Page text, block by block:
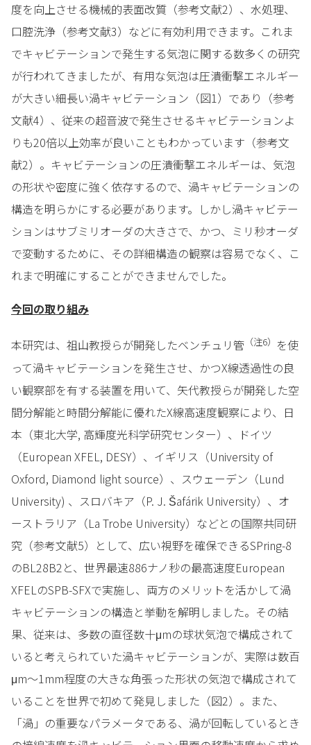
度を向上させる機械的表面改質（参考文献2）、水処理、
口腔洗浄（参考文献3）などに有効利用できます。これま
でキャビテーションで発生する気泡に関する数多くの研究
が行われてきましたが、有用な気泡は圧潰衝撃エネルギー
が大きい細長い渦キャビテーション（図1）であり（参考
文献4）、従来の超音波で発生させるキャビテーションよ
りも20倍以上効率が良いこともわかっています（参考文
献2）。キャビテーションの圧潰衝撃エネルギーは、気泡
の形状や密度に強く依存するので、渦キャビテーションの
構造を明らかにする必要があります。しかし渦キャビテー
ションはサブミリオーダの大きさで、かつ、ミリ秒オーダ
で変動するために、その詳細構造の観察は容易でなく、こ
れまで明確にすることができませんでした。
今回の取り組み
本研究は、祖山教授らが開発したベンチュリ管 （注6） を使
って渦キャビテーションを発生させ、かつX線透過性の良
い観察部を有する装置を用いて、矢代教授らが開発した空
間分解能と時間分解能に優れたX線高速度観察により、日
本（東北大学, 高輝度光科学研究センター）、ドイツ
（European XFEL, DESY）、イギリス（University of
Oxford, Diamond light source）、スウェーデン（Lund
University) 、スロバキア（P. J. Šafárik University）、オ
ーストラリア（La Trobe University）などとの国際共同研
究（参考文献5）として、広い視野を確保できるSPring-8
のBL28B2と、世界最速886ナノ秒の最高速度European
XFELのSPB-SFXで実施し、両方のメリットを活かして渦
キャビテーションの構造と挙動を解明しました。その結
果、従来は、多数の直径数十μmの球状気泡で構成されて
いると考えられていた渦キャビテーションが、実際は数百
μm～1mm程度の大きな角張った形状の気泡で構成されて
いることを世界で初めて発見しました（図2）。また、
「渦」の重要なパラメータである、渦が回転しているとき